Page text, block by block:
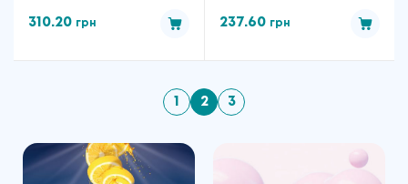
310.20 грн 237.60 грн
1 2 3